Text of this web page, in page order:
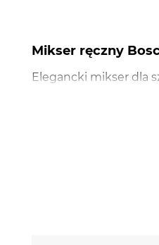
Mikser ręczny
Elegancki mikser dla